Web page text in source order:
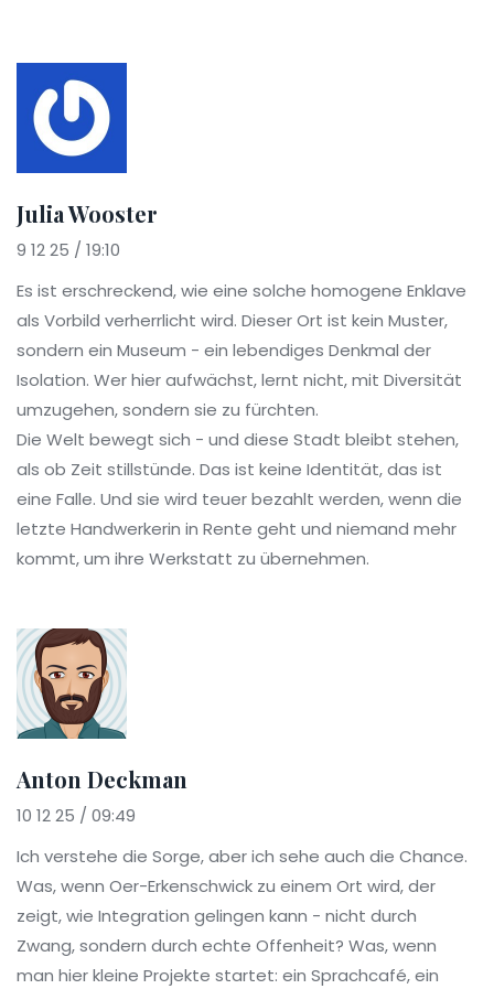
Julia Wooster
9 12 25 / 19:10
Es ist erschreckend, wie eine solche homogene Enklave
als Vorbild verherrlicht wird. Dieser Ort ist kein Muster,
sondern ein Museum - ein lebendiges Denkmal der
Isolation. Wer hier aufwächst, lernt nicht, mit Diversität
umzugehen, sondern sie zu fürchten.
Die Welt bewegt sich - und diese Stadt bleibt stehen,
als ob Zeit stillstünde. Das ist keine Identität, das ist
eine Falle. Und sie wird teuer bezahlt werden, wenn die
letzte Handwerkerin in Rente geht und niemand mehr
kommt, um ihre Werkstatt zu übernehmen.
Anton Deckman
10 12 25 / 09:49
Ich verstehe die Sorge, aber ich sehe auch die Chance.
Was, wenn Oer-Erkenschwick zu einem Ort wird, der
zeigt, wie Integration gelingen kann - nicht durch
Zwang, sondern durch echte Offenheit? Was, wenn
man hier kleine Projekte startet: ein Sprachcafé, ein